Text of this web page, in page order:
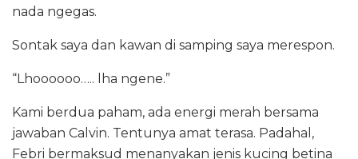
nada ngegas.
Sontak saya dan kawan di samping saya merespon.
“Lhoooooo….. lha ngene.”
Kami berdua paham, ada energi merah bersama
jawaban Calvin. Tentunya amat terasa. Padahal,
Febri bermaksud menanyakan jenis kucing betina